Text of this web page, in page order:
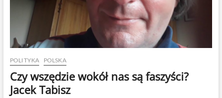
POLITYKA POLSKA
Czy wszędzie wokół nas są faszyści?
Jacek Tabisz